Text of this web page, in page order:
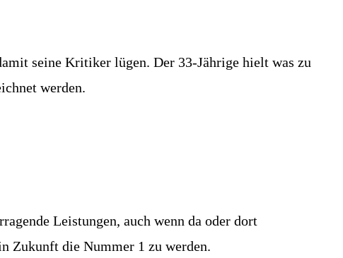
seine Kritiker lügen. Der 33-Jährige hielt was zu
werden.
Leistungen, auch wenn da oder dort
Zukunft die Nummer 1 zu werden.